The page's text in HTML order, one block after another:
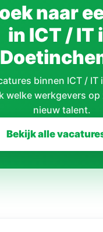
naar
in ICT / IT
binnen ICT / IT
welke werkgevers op
nieuw talent.
Bekijk alle